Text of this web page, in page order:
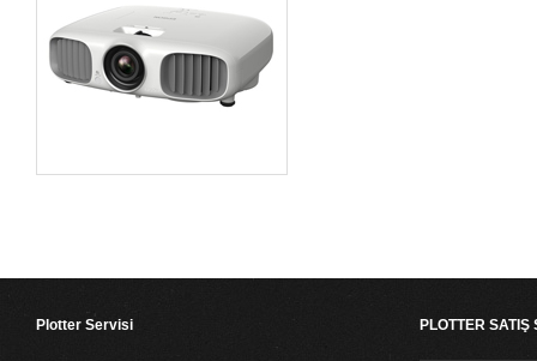
Plotter Servisi PLOTTER